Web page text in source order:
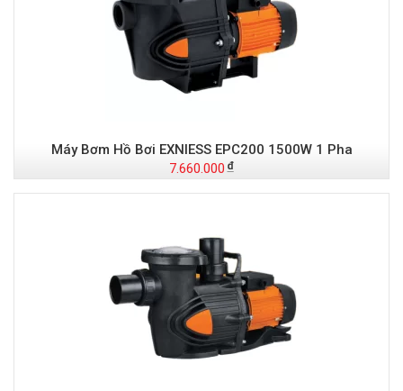
Máy Bơm Hồ Bơi EXNIESS EPC200 1500W 1 Pha
7.660.000